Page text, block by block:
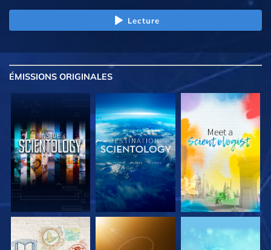
Lecture
ÉMISSIONS ORIGINALES